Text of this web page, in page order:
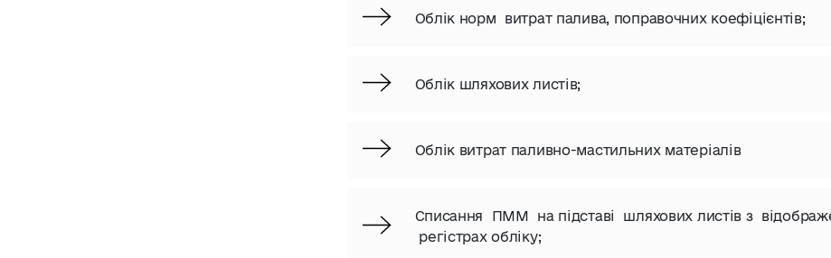
Облік норм витрат палива, поправочних коефіцієнтів;
Облік шляхових листів;
Облік витрат паливно-мастильних матеріалів
Списання ПММ на підставі шляхових листів з
регістрах обліку;